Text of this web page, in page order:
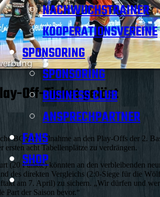
NACHWUCHSTRAINER
KOOPERATIONSVEREINE
SPONSORING
SPONSORING
BUSINESS CLUB
ANSPRECHPARTNER
FANS
SHOP
Off-Ticket gelöst
BC die Teilnahme an den Play-Offs der 2.
acht Tabellenplätze zu verdrängen.
(20 Punkte) könnten an den verbleibenden
des direkten Vergleichs (2:0-Siege für die
am 7. April) zu sichern. „Wir dürfen und
Part der Saison bevor.“